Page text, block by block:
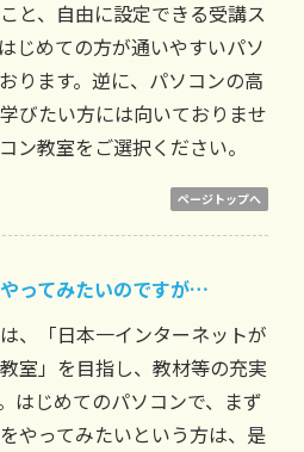
と、自由に設定できる受講ス
じめての方が通いやすいパソ
ります。逆に、パソコンの高
びたい方には向いておりませ
ン教室をご選択ください。
ページトップへ
ってみたいのですが…
、「日本一インターネットが
室」を目指し、教材等の充実
はじめてのパソコンで、まず
やってみたいという方は、是